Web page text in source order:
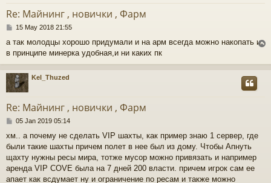
Re: Майнинг , новички , Фарм
P
s
t
15 May 2018 21:55
а так молодцы хорошо придумали и на арм всегда можно накопать и
в принципе минерка удобная,и ни каких пк
p
Kel_Thuzed
Re: Майнинг , новички , Фарм
P
s
t
05 Jan 2019 05:14
хм.. а почему не сделать VIP шахты, как пример знаю 1 сервер, где
были такие шахты причем полет в нее был из дому. Чтобы Апнуть
щахту нужны ресы мира, тотже мусор можно привязать и например
аренда VIP COVE была на 7 дней 200 власти. причем игрок сам ее
апает как всдумает ну и ограничение по ресам и также можно